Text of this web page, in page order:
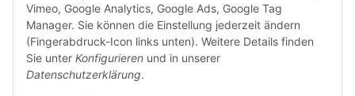
dasMOBILWERK® ist seit der Gründung ein
Familienunternehmen, welches sich seit 2010 auf
Wachstumskurs befindet. Hier haben Sie zu den üblichen
Geschäftszeiten immer einen persönlichen Ansprechpartner,
sofern Sie Fragen rund um die Produkte von dasMOBILWERK
Vimeo, Google Analytics, Google Ads, Google Tag
Manager. Sie können die Einstellung jederzeit ändern
(Fingerabdruck-Icon links unten). Weitere Details finden
Sie unter Konfigurieren und in unserer
Datenschutzerklärung.